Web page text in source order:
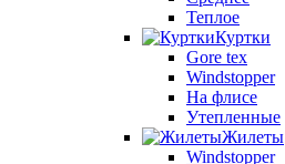
Теплое
Куртки
Gore tex
Windstopper
На флисе
Утепленные
Жилеты
Windstopper